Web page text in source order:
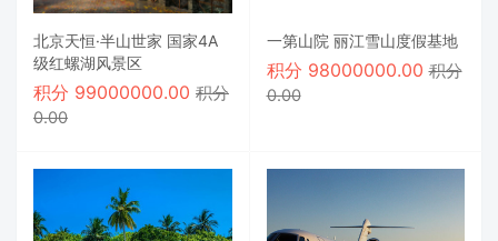
北京天恒·半山世家 国家4A
级红螺湖风景区
积分 99000000.00 积分
0.00
一第山院 丽江雪山度假基地
积分 98000000.00积分
0.00